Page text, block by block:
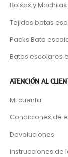
Bolsas y
Tejidos batas
Packs Bata
Batas escolares
ATENCIÓN AL
Mi cuenta
Condiciones de
Devoluciones
Instrucciones de